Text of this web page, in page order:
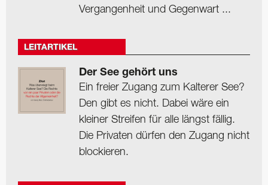
Vergangenheit und Gegenwart ...
LEITARTIKEL
Der See gehört uns
Ein freier Zugang zum Kalterer See?
Den gibt es nicht. Dabei wäre ein
kleiner Streifen für alle längst fällig.
Die Privaten dürfen den Zugang nicht
blockieren.